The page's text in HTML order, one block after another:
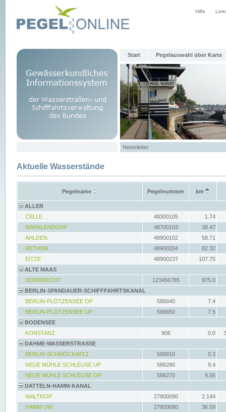
Hilfe
Start Pegelauswahl über Karte
Newsletter
Aktuelle Wasserstände
Pegelname Pegelnummer km
ALLER
CELLE
48300105
1.74
MARKLENDORF
48700103
38.47
AHLDEN
48900102
58.71
RETHEM
48900204
82.32
EITZE
48900237
107.75
ALTE MAAS
DORDRECHT
123456785
975.0
BERLIN-SPANDAUER-SCHIFFFAHRTSKANAL
BERLIN-PLÖTZENSEE OP
586640
7.4
BERLIN-PLÖTZENSEE UP
586650
7.5
BODENSEE
KONSTANZ
906 0.0
DAHME-WASSERSTRASSE
BERLIN-SCHMÖCKWITZ
586810
0.3
NEUE MÜHLE SCHLEUSE UP
586280
9.4
NEUE MÜHLE SCHLEUSE OP
586270
9.56
DATTELN-HAMM-KANAL
WALTROP
27800090
2.144
HAMM UW
27800080
36.59